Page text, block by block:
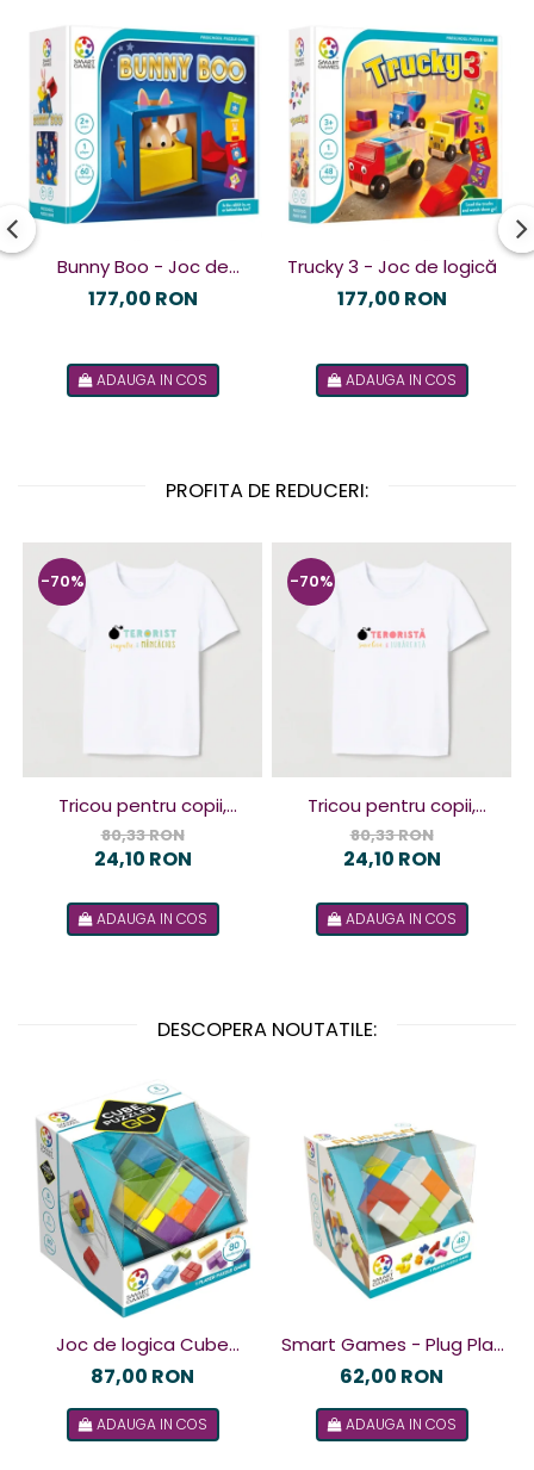
Bunny Boo - Joc de
logică
177,00 RON
ADAUGA IN COS
Trucky 3 - Joc de logică
177,00 RON
ADAUGA IN COS
PROFITA DE REDUCERI:
-70%
Tricou pentru copii,
design Terorist
80,33 RON
24,10 RON
ADAUGA IN COS
-70%
Tricou pentru copii,
design Terorista
80,33 RON
24,10 RON
ADAUGA IN COS
DESCOPERA NOUTATILE:
Joc de logica Cube
Puzzler Go, Smart
87,00 RON
ADAUGA IN COS
Smart Games - Plug Play
Puzzler, joc de logica cu
romana
62,00 RON
ADAUGA IN COS